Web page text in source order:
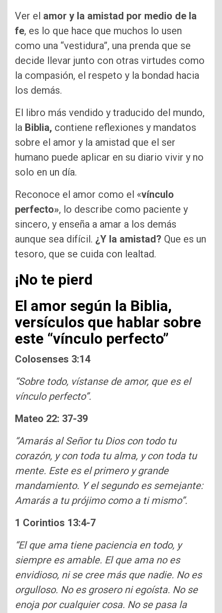
Ver el amor y la amistad por medio de la
fe, es lo que hace que muchos lo usen
como una “vestidura”, una prenda que se
decide llevar junto con otras virtudes como
la compasión, el respeto y la bondad hacia
los demás.
El libro más vendido y traducido del mundo,
la Biblia, contiene reflexiones y mandatos
sobre el amor y la amistad que el ser
humano puede aplicar en su diario vivir y no
solo en un día.
Reconoce el amor como el «vínculo
perfecto», lo describe como paciente y
sincero, y enseña a amar a los demás
aunque sea difícil. ¿Y la amistad? Que es un
tesoro, que se cuida con lealtad.
¡No te pierd
El amor según la Biblia,
versículos que hablar sobre
este “vínculo perfecto”
Colosenses 3:14
“Sobre todo, vístanse de amor, que es el
vínculo perfecto”.
Mateo 22: 37-39
“Amarás al Señor tu Dios con todo tu
corazón, y con toda tu alma, y con toda tu
mente. Este es el primero y grande
mandamiento. Y el segundo es semejante:
Amarás a tu prójimo como a ti mismo”.
1 Corintios 13:4-7
“El que ama tiene paciencia en todo, y
siempre es amable. El que ama no es
envidioso, ni se cree más que nadie. No es
orgulloso. No es grosero ni egoísta. No se
enoja por cualquier cosa. No se pasa la